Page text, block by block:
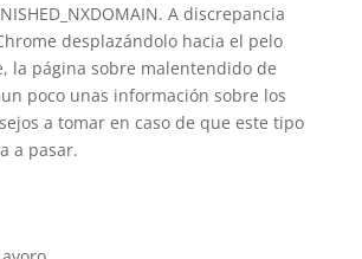
A discrepancia
desplazándolo hacia el pelo
la página sobre malentendido de
poco unas información sobre los
a tomar en caso de que este tipo
a pasar.